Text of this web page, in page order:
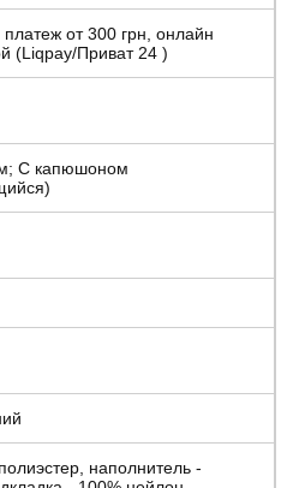
от 300 грн, онлайн
(Liqpay/Приват 24 )
С капюшоном
наполнитель -